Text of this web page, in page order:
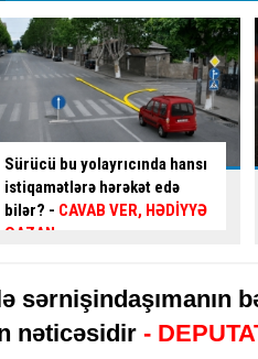
İsmayıllıda ağır yol qəzası baş
verib,5 nəfər yaralanıb
sərnişindaşımanın
nəticəsidir -